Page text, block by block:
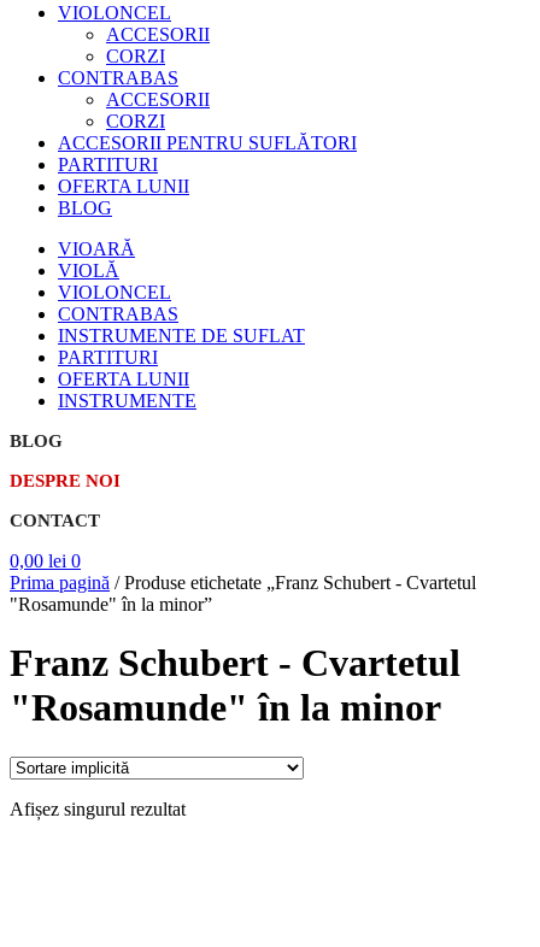
VIOLONCEL
ACCESORII
CORZI
CONTRABAS
ACCESORII
CORZI
ACCESORII PENTRU SUFLĂTORI
PARTITURI
OFERTA LUNII
BLOG
VIOARĂ
VIOLĂ
VIOLONCEL
CONTRABAS
INSTRUMENTE DE SUFLAT
PARTITURI
OFERTA LUNII
INSTRUMENTE
BLOG
DESPRE NOI
CONTACT
0,00 lei 0
Prima pagină /Produse etichetate „Franz Schubert - Cvartetul
"Rosamunde" în la minor”
Franz Schubert - Cvartetul
"Rosamunde" în la minor
Afișez singurul rezultat